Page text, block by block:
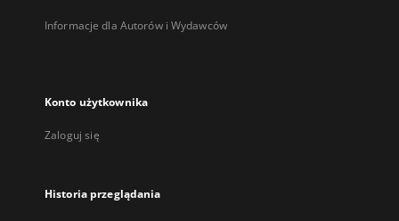
Informacje dla Autorów i Wydawców
Konto użytkownika
Zaloguj się
Historia przeglądania